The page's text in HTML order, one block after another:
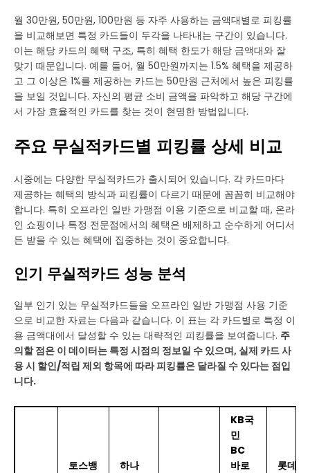
월 30만원, 50만원, 100만원 등 자주 사용하는 금액대별로 피킹률
을 비교해보면 특정 카드들이 두각을 나타내는 구간이 있습니다.
이는 해당 카드의 혜택 구조, 특히 혜택 한도가 해당 금액대와 잘
맞기 때문입니다. 예를 들어, 월 50만원까지는 1.5% 혜택을 제공하
고 그 이상은 1%를 제공하는 카드는 50만원 근처에서 높은 피킹률
을 보일 것입니다. 자신의 평균 소비 금액을 파악하고 해당 구간에
서 가장 효율적인 카드를 찾는 것이 현명한 방법입니다.
주요 무실적카드별 피킹률 상세 비교
시중에는 다양한 무실적카드가 출시되어 있습니다. 각 카드마다
제공하는 혜택의 방식과 피킹률이 다르기 때문에 꼼꼼히 비교해야
합니다. 특히 오프라인 일반 가맹점 이용 기준으로 비교할 때, 온라
인 쇼핑이나 특정 전문점에서의 혜택은 배제하고 순수하게 어디서
든 받을 수 있는 혜택에 집중하는 것이 중요합니다.
인기 무실적카드 성능 분석
일부 인기 있는 무실적카드들을 오프라인 일반 가맹점 사용 기준
으로 비교한 자료는 다음과 같습니다. 이 표는 각 카드별로 특정 이
용 금액대에서 달성할 수 있는 대략적인 피킹률을 보여줍니다. 주
의할 점은 이 데이터는 특정 시점의 정보일 수 있으며, 실제 카드 사
용 시 할인/적립 제외 항목에 따라 피킹률은 달라질 수 있다는 점입
니다.
토스뱅 하나
KB국
민
BC
바로
롯데